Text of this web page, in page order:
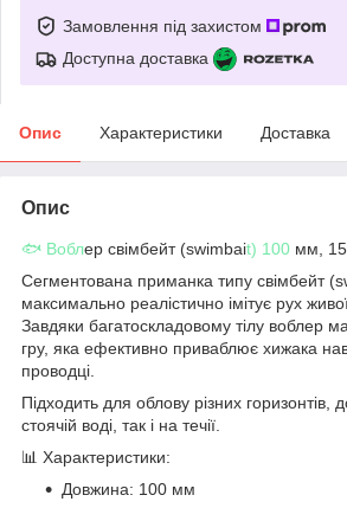
Замовлення під захистом
Доступна доставка
Опис Характеристики Доставка
Опис
🐟 Воблер свімбейт (swimbait) 100 мм,
Сегментована приманка типу свімбейт
максимально реалістично імітує рух
Завдяки багатоскладовому тілу воблер
гру, яка ефективно приваблює хижака
проводці.
Підходить для облову різних
стоячій воді, так і на течії.
📊 Характеристики:
Довжина: 100 мм